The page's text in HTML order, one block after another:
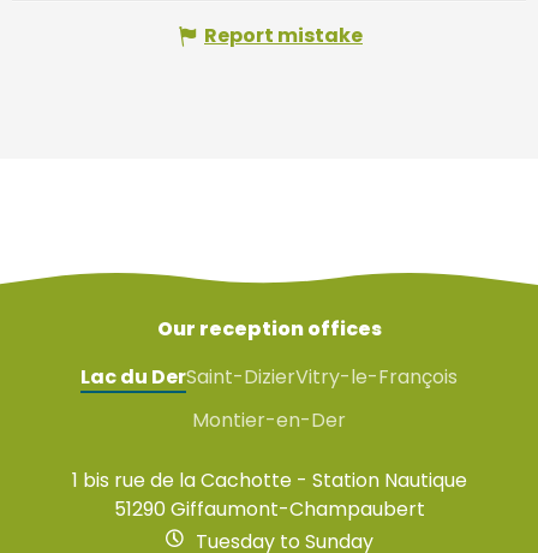
Report mistake
Our reception offices
Lac du DerSaint-DizierVitry-le-François
Montier-en-Der
1 bis rue de la Cachotte - Station Nautique
51290 Giffaumont-Champaubert
Tuesday to Sunday